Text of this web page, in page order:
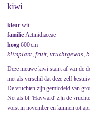
kiwi
kleur wit
familie Actinidiaceae
hoog 600 cm
klimplant, fruit, vruchtgewas,
Deze nieuwe kiwi stamt af van de
met als verschil dat deze zelf
De vruchten zijn gemiddeld van
Net als bij 'Hayward' zijn de
vorst in november en kunnen tot